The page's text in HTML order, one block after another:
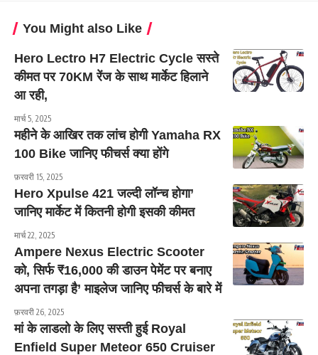
You Might also Like
Hero Lectro H7 Electric Cycle सस्ते
कीमत पर 70KM रेंज के साथ मार्केट हिलाने
आ रही,
मार्च 5, 2025
महीने के आखिर तक लांच होगी Yamaha RX
100 Bike जानिए फीचर्स क्या होंगे
फ़रवरी 15, 2025
Hero Xpulse 421 जल्दी लॉन्च होगा’
जानिए मार्केट में कितनी होगी इसकी कीमत
मार्च 22, 2025
Ampere Nexus Electric Scooter
को, सिर्फ ₹16,000 की डाउन पेमेंट पर बनाए
अपना तगड़ा है’ माइलेज जानिए फीचर्स के बारे में
फ़रवरी 26, 2025
मां के लाडलो के लिए सस्ती हुई Royal
Enfield Super Meteor 650 Cruiser